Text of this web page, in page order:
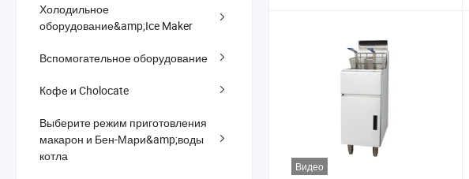
Холодильное
оборудование&amp;Ice Maker
Вспомогательное оборудование
Кофе и Cholocate
Выберите режим приготовления
макарон и Бен-Мари&amp;воды
котла
Видео